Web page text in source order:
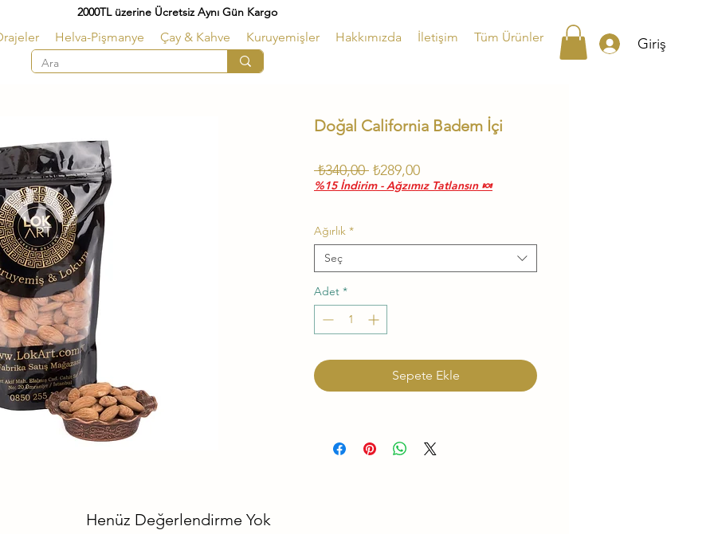
Helva-Pişmanye Çay & Kahve Kuruyemişler Hakkımızda İletişim Tüm Ürünler Giriş
2000TL üzerine Ücretsiz Aynı Gün Kargo
Doğal California Badem İçi
₺340,00 Normal
Fiyat
₺289,00İndirimli
Fiyat
%15 İndirim - Ağzımız Tatlansın 🍬
Ağırlık *
Seç
Adet *
Sepete Ekle
Henüz Değerlendirme Yok